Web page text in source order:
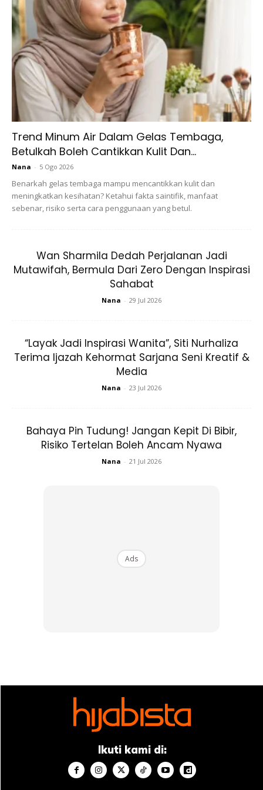
Ads
3. Jangan berbelanja berlebihan
Semestinya jika kita ingin berbelanja untuk diri sendiri boleh
membeli apa sahaja di hadapan mata mereka seperti
makan.
Cuba tenangkan diri dengan tarik nafas dan bercakap pada
Ads
Trend Minum Air Dalam Gelas Tembaga,
Betulkah Boleh Cantikkan Kulit Dan...
Nana - 5 Ogo 2026
Benarkah gelas tembaga mampu mencantikkan kulit dan
meningkatkan kesihatan? Ketahui fakta saintifik, manfaat
sebenar, risiko serta cara penggunaan yang betul.
Wan Sharmila Dedah Perjalanan Jadi
Mutawifah, Bermula Dari Zero Dengan Inspirasi
Sahabat
Nana - 29 Jul 2026
“Layak Jadi Inspirasi Wanita”, Siti Nurhaliza
Terima Ijazah Kehormat Sarjana Seni Kreatif &
Media
Nana - 23 Jul 2026
Bahaya Pin Tudung! Jangan Kepit Di Bibir,
Risiko Tertelan Boleh Ancam Nyawa
Nana - 21 Jul 2026
Ads
Ikuti kami di: